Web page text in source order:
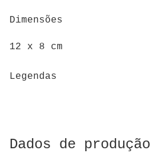
Dimensões
12 x 8 cm
Legendas
Dados de produção